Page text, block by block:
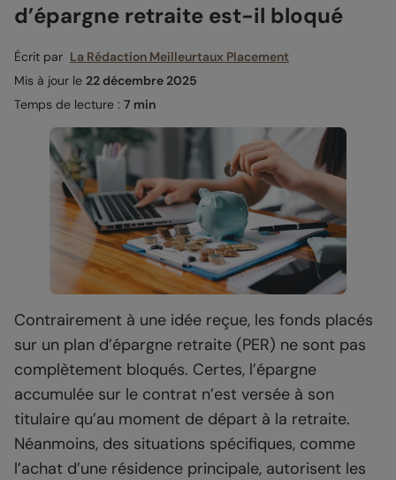
d’épargne retraite est-il bloqué
Écrit par La Rédaction Meilleurtaux Placement
Mis à jour le 22 décembre 2025
Temps de lecture : 7 min
Contrairement à une idée reçue, les fonds placés
sur un plan d’épargne retraite (PER) ne sont pas
complètement bloqués. Certes, l’épargne
accumulée sur le contrat n’est versée à son
titulaire qu’au moment de départ à la retraite.
Néanmoins, des situations spécifiques, comme
l’achat d’une résidence principale, autorisent les